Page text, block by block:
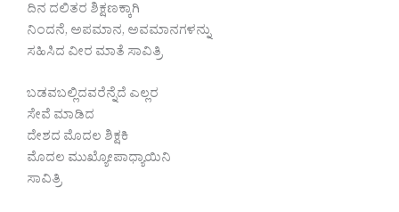
ದಿನ ದಲಿತರ ಶಿಕ್ಷಣಕ್ಕಾಗಿ
ನಿಂದನೆ, ಅಪಮಾನ, ಅವಮಾನಗಳನ್ನು
ಸಹಿಸಿದ ವೀರ ಮಾತೆ ಸಾವಿತ್ರಿ
ಬಡವಬಲ್ಲಿದವರೆನ್ನೆದೆ ಎಲ್ಲರ
ಸೇವೆ ಮಾಡಿದ
ದೇಶದ ಮೊದಲ ಶಿಕ್ಷಕಿ
ಮೊದಲ ಮುಖ್ಯೋಪಾಧ್ಯಾಯಿನಿ
ಸಾವಿತ್ರಿ